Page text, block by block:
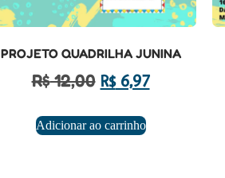
PROJETO QUADRILHA JUNINA
R$12,00 R$6,97
Adicionar ao carrinho